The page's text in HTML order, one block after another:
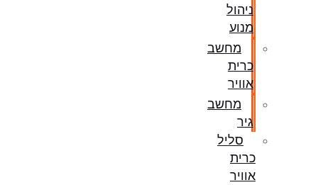
ניהול
מנוע
מחשב
כרית
אוויר
מחשב
גיר
סליל
כרית
אוויר